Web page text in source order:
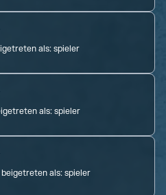
als:spieler
als:spieler
als:spieler